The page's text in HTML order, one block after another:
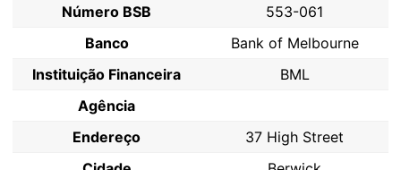
Número BSB
553-061
Banco
Bank of Melbourne
Instituição Financeira
BML
Agência
Endereço
37 High Street